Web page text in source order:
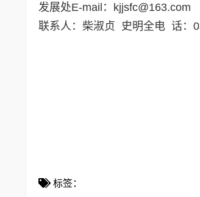
发展处E-mail：kjjsfc@163.com
联系人：柴淑贞 史明全电 话：
郑州市环
标签：